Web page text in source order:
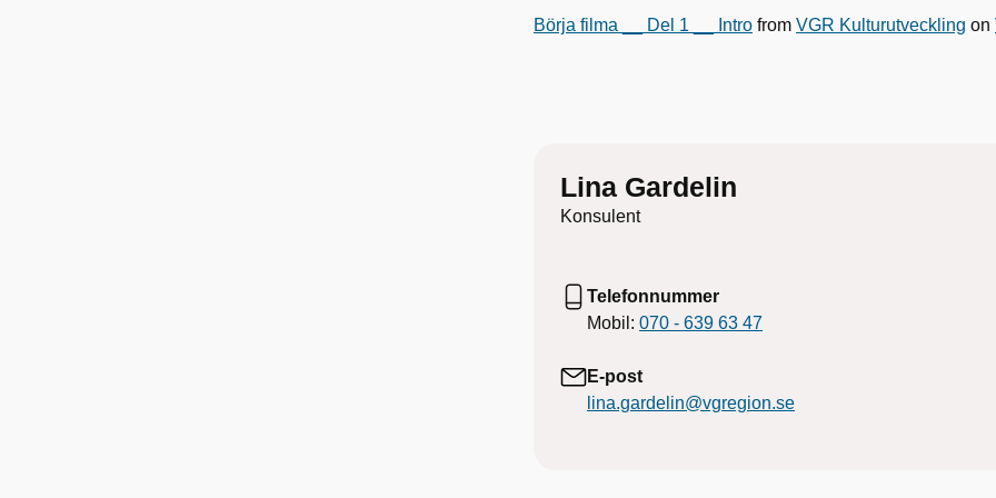
Börja filma __ Del 1 __ Intro from VGR Kulturutveckling on
Lina Gardelin
Konsulent
Telefonnummer
Mobil: 070 - 639 63 47
E-post
lina.gardelin@vgregion.se